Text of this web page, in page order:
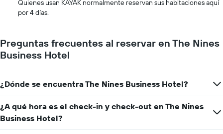
Quienes usan KAYAK normalmente reservan sus habitaciones aquí
por 4 días.
Preguntas frecuentes al reservar en The Nines
Business Hotel
¿Dónde se encuentra The Nines Business Hotel?
¿A qué hora es el check-in y check-out en The Nines
Business Hotel?